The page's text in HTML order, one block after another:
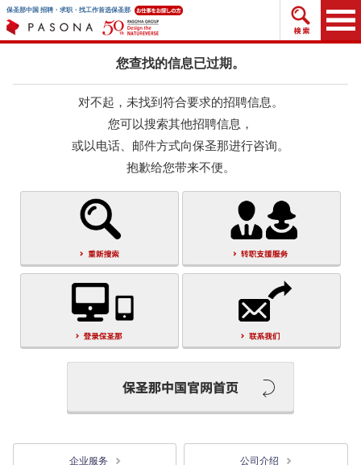
保圣那中国 招聘・求职・找工作首选保圣那 搜索
您查找的信息已过期。
对不起，未找到符合要求的招聘信息。
您可以搜索其他招聘信息，
或以电话、邮件方式向保圣那进行咨询。
抱歉给您带来不便。
企业服务 公司介绍